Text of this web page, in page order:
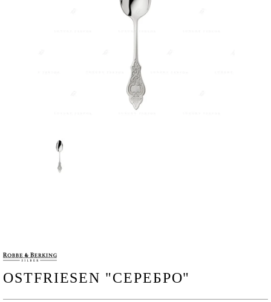
OSTFRIESEN "СЕРЕБРО"